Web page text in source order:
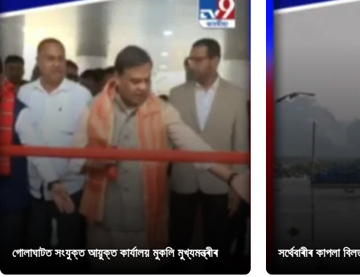
গোলাঘাটত সংযুক্ত আয়ুক্ত কাৰ্যালয় মুকলি মুখ্যমন্ত্ৰীৰ সৰ্থেবাৰীৰ কাপলা